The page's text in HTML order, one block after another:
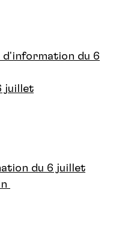
d'information du 6
juillet
du 6 juillet